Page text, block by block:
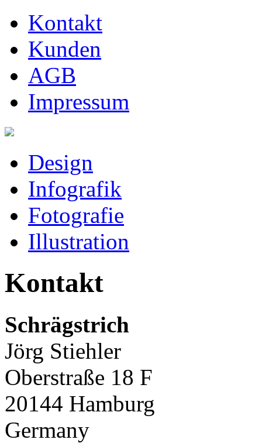
Kontakt
Kunden
AGB
Impressum
Design
Infografik
Fotografie
Illustration
Kontakt
Schrägstrich
Jörg Stiehler
Oberstraße 18 F
20144 Hamburg
Germany